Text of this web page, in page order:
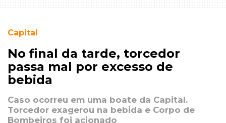
Capital
No final da tarde, torcedor
passa mal por excesso de
bebida
Caso ocorreu em uma boate da Capital.
Torcedor exagerou na bebida e Corpo de
Bombeiros foi acionado